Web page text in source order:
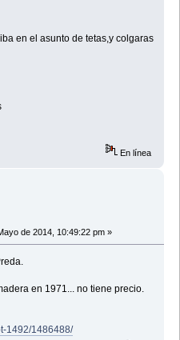
en el asunto de tetas,y colgaras
En línea
de 2014, 10:49:22 pm »
en 1971... no tiene precio.
1492/1486488/